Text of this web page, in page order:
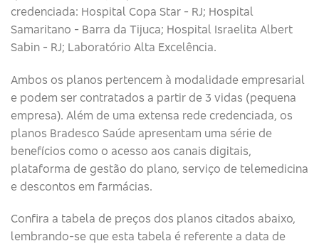
credenciada: Hospital Copa Star - RJ; Hospital
Samaritano - Barra da Tijuca; Hospital Israelita Albert
Sabin - RJ; Laboratório Alta Excelência.
Ambos os planos pertencem à modalidade empresarial
e podem ser contratados a partir de 3 vidas (pequena
empresa). Além de uma extensa rede credenciada, os
planos Bradesco Saúde apresentam uma série de
benefícios como o acesso aos canais digitais,
plataforma de gestão do plano, serviço de telemedicina
e descontos em farmácias.
Confira a tabela de preços dos planos citados abaixo,
lembrando-se que esta tabela é referente a data de